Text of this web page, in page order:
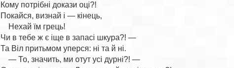
Кому потрібні докази оці?!
Покайся, визнай і — кінець,
    Нехай їм грець!
Чи в тебе ж є іще в запасі шкура?! —
Та Віл притьмом уперся: ні та й ні.
    — То, значить, ми отут усі дурні?! —